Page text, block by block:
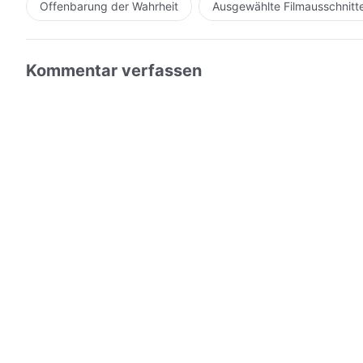
Offenbarung der Wahrheit Ausgewählte
Kommentar verfassen